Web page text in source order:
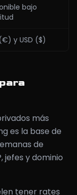
bajo
(€) y USD ($)
más
es la base de
de
jefes y dominio
tener rates